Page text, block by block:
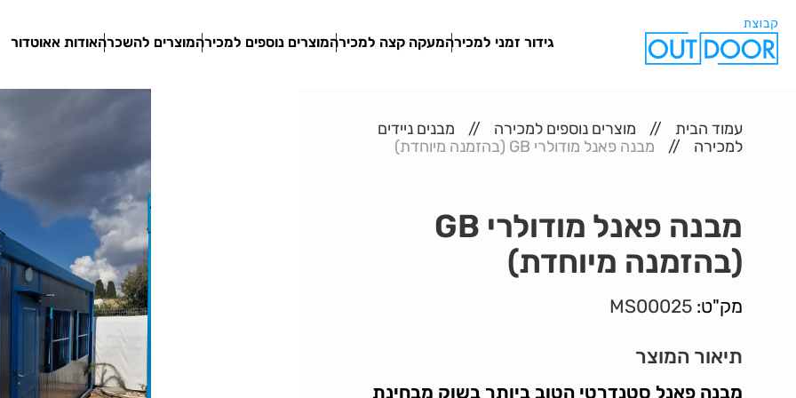
גידור זמני למכירהמעקה קצה למכירהמוצרים נוספים למכירהמוצרים להשכרהאודות אאוטדור
עמוד הבית מוצרים נוספים למכירה
מבנים ניידים
למכירה
מבנה פאנל מודולרי GB (בהזמנה מיוחדת)
מבנה פאנל מודולרי GB
(בהזמנה מיוחדת)
מק"ט: MS00025
תיאור המוצר
מבנה פאנל סטנדרטי הטוב ביותר בשוק מבחינת